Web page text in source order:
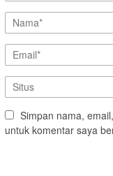
Simpan nama,
untuk komentar saya